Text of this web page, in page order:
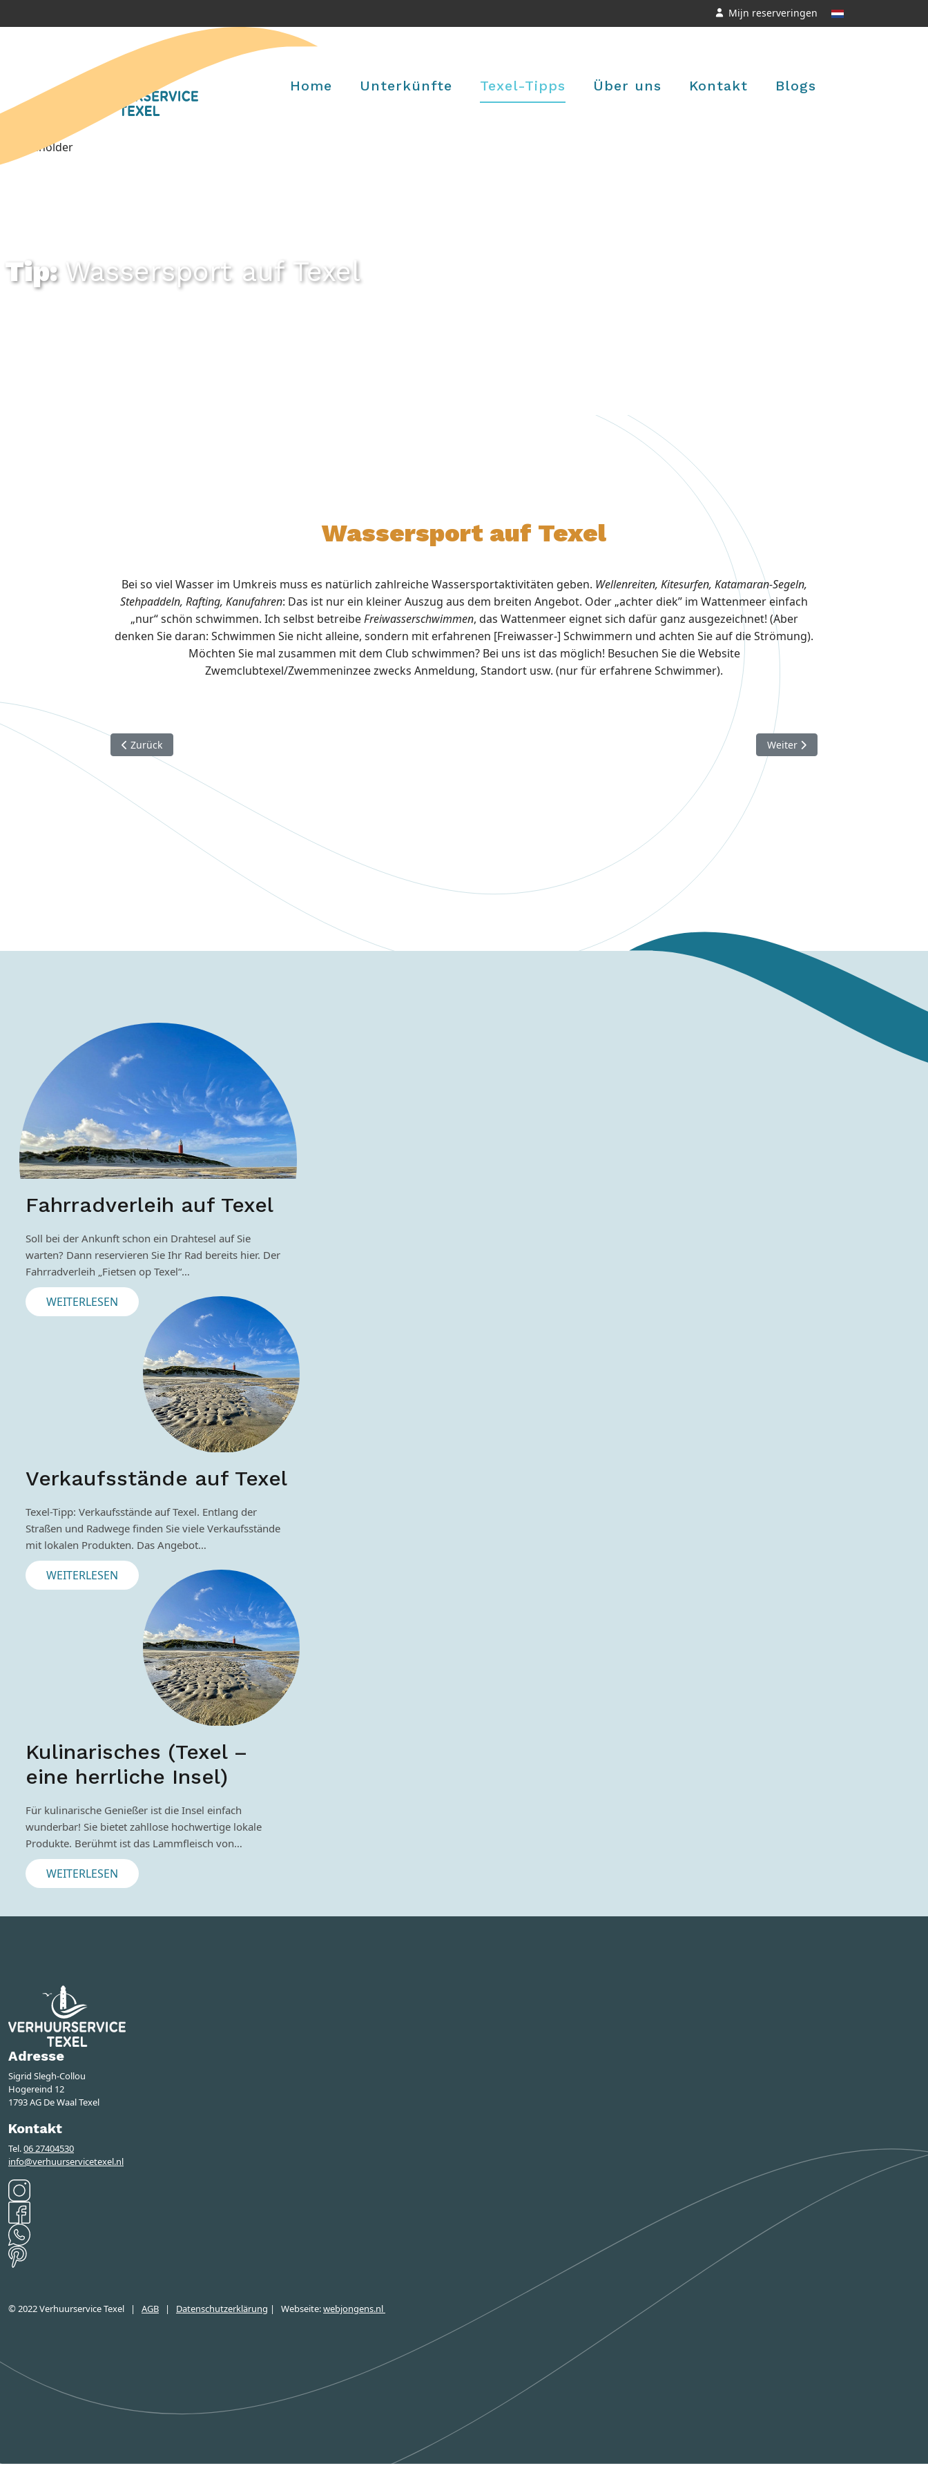
Mijn reserveringen
Home Unterkünfte Texel-Tipps Über uns Kontakt Blogs
Wassersport auf Texel
Wassersport auf Texel
Bei so viel Wasser im Umkreis muss es natürlich zahlreiche Wassersportaktivitäten geben. Wellenreiten, Kitesurfen, Katamaran-Segeln,
Stehpaddeln, Rafting, Kanufahren: Das ist nur ein kleiner Auszug aus dem breiten Angebot. Oder „achter diek” im Wattenmeer einfach
„nur“ schön schwimmen. Ich selbst betreibeFreiwasserschwimmen, das Wattenmeer eignet sich dafür ganz ausgezeichnet! (Aber
denken Sie daran: Schwimmen Sie nicht alleine, sondern mit erfahrenen [Freiwasser-] Schwimmern und achten Sie auf die Strömung).
Möchten Sie mal zusammen mit dem Club schwimmen? Bei uns ist das möglich! Besuchen Sie die Website
Zwemclubtexel/Zwemmeninzee zwecks Anmeldung, Standort usw. (nur für erfahrene Schwimmer).
Vorheriger Beitrag: Kulinarisches (Texel – eine herrliche Insel)
Zurück Nächster Beitrag: Fahrradverleih
Weiter
Fahrradverleih auf Texel
Soll bei der Ankunft schon ein Drahtesel auf Sie
warten? Dann reservieren Sie Ihr Rad bereits hier. Der
Fahrradverleih „Fietsen op Texel“…
WEITERLESEN
Verkaufsstände auf Texel
Texel-Tipp: Verkaufsstände auf Texel. Entlang der
Straßen und Radwege finden Sie viele Verkaufsstände
mit lokalen Produkten. Das Angebot…
WEITERLESEN
Kulinarisches (Texel –
eine herrliche Insel)
Für kulinarische Genießer ist die Insel einfach
wunderbar! Sie bietet zahllose hochwertige lokale
Produkte. Berühmt ist das Lammfleisch von…
WEITERLESEN
Adresse
Sigrid Slegh-Collou
Hogereind 12
1793 AG De Waal Texel
Kontakt
Tel.06 27404530
info@verhuurservicetexel.nl
© 2022 Verhuurservice Texel | AGB | Datenschutzerklärung | Webseite:webjongens.nl